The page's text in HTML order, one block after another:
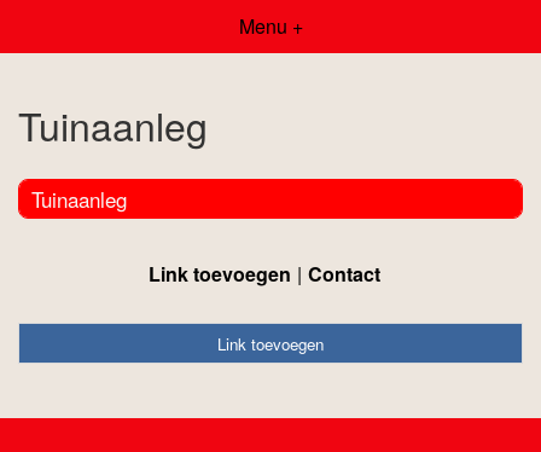
Menu +
Tuinaanleg
Tuinaanleg
Link toevoegen Contact
Link toevoegen